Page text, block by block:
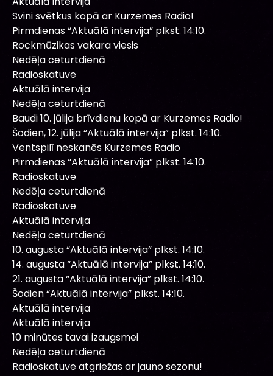
Svini svētkus kopā ar Kurzemes Radio!
Pirmdienas “Aktuālā intervija” plkst. 14:10.
Rockmūzikas vakara viesis
Nedēļa ceturtdienā
Radioskatuve
Aktuālā intervija
Nedēļa ceturtdienā
Baudi 10. jūlija brīvdienu kopā ar Kurzemes Radio!
Šodien, 12. jūlija “Aktuālā intervija” plkst. 14:10.
Ventspilī neskanēs Kurzemes Radio
Pirmdienas “Aktuālā intervija” plkst. 14:10.
Radioskatuve
Nedēļa ceturtdienā
Radioskatuve
Aktuālā intervija
Nedēļa ceturtdienā
10. augusta “Aktuālā intervija” plkst. 14:10.
14. augusta “Aktuālā intervija” plkst. 14:10.
21. augusta “Aktuālā intervija” plkst. 14:10.
Šodien “Aktuālā intervija” plkst. 14:10.
Aktuālā intervija
Aktuālā intervija
10 minūtes tavai izaugsmei
Nedēļa ceturtdienā
Radioskatuve atgriežas ar jauno sezonu!